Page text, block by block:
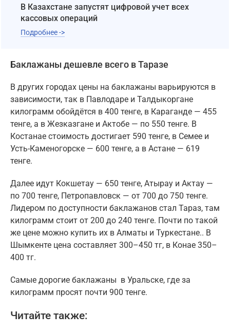
В Казахстане запустят цифровой учет всех
кассовых операций
Подробнее ->
Баклажаны дешевле всего в Таразе
В других городах цены на баклажаны варьируются в
зависимости, так в Павлодаре и Талдыкоргане
килограмм обойдётся в 400 тенге, в Караганде — 455
тенге, а в Жезказгане и Актобе — по 550 тенге. В
Костанае стоимость достигает 590 тенге, в Семее и
Усть-Каменогорске — 600 тенге, а в Астане — 619
тенге.
Далее идут Кокшетау — 650 тенге, Атырау и Актау —
по 700 тенге, Петропавловск — от 700 до 750 тенге.
Лидером по доступности баклажанов стал Тараз, там
килограмм стоит от 200 до 240 тенге. Почти по такой
же цене можно купить их в Алматы и Туркестане.. В
Шымкенте цена составляет 300–450 тг, в Конае 350–
400 тг.
Самые дорогие баклажаны в Уральске, где за
килограмм просят почти 900 тенге.
Читайте также: